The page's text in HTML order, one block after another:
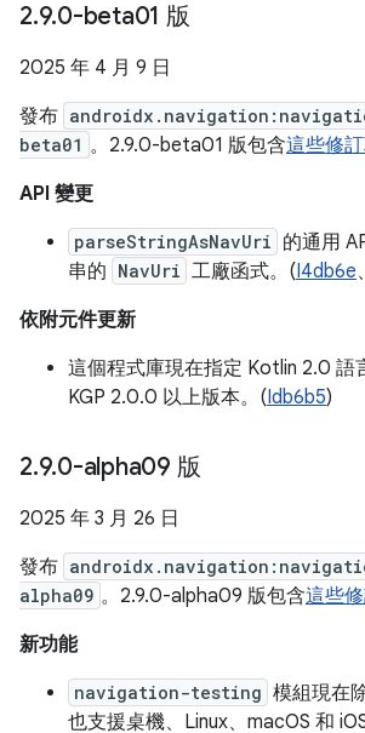
2.9.0-beta01 版
2025 年 4 月 9 日
發布
beta01 。2.9.0-beta01 版包含這些修
API 變更
parseStringAsNavUri 的通用
串的 NavUri 工廠函式。(I4db6e、
依附元件更新
這個程式庫現在指定 Kotlin 2.0 語
KGP 2.0.0 以上版本。(Idb6b5)
2.9.0-alpha09 版
2025 年 3 月 26 日
發布
alpha09 。2.9.0-alpha09 版包含這些
新功能
navigation-testing 模組現在
也支援桌機、Linux、macOS 和